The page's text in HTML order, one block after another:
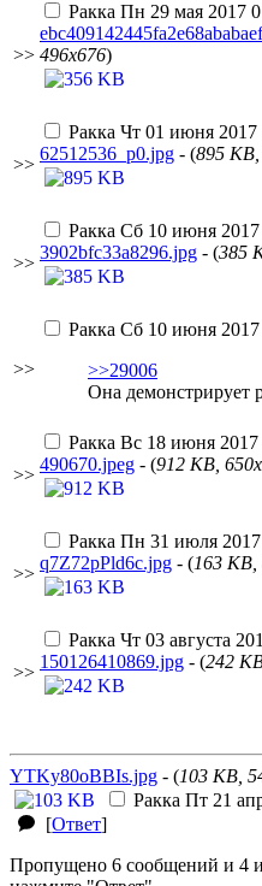
>>
Ракка Пн 29 мая 2017
496x676)
>>
Ракка Чт 01 июня 2017
62512536_p0.jpg - (895
>>
Ракка Сб 10 июня 2017
3902bfc33a8296.jpg - (385
>>
Ракка Сб 10 июня 2017
>>29006
Она демонстрирует
>>
Ракка Вс 18 июня 2017
490670.jpeg - (912 KB,
>>
Ракка Пн 31 июля 2017
q7Z72pPld6c.jpg - (163 KB,
>>
Ракка Чт 03 августа
150126410869.jpg - (242
YTKy80oBBIs.jpg - (103 KB,
Ракка Пт 21
[Ответ]
Пропущено 6 сообщений и 4